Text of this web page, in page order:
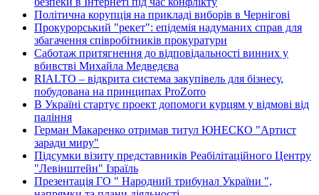
Політична корупція на прикладі виборів в Чернігові
Прокурорський "рекет": епідемія надуманих справ для
збагачення співробітників прокуратури
Саботаж притягнення до відповідальності винних у
вбивстві Михайла Медведєва
RIALTO – відкрита система закупівель для бізнесу,
побудована на принципах ProZorro
В Україні стартує проект допомоги курцям у відмові від
паління
Герман Макаренко отримав титул ЮНЕСКО "Артист
заради миру"
Підсумки візиту представників Реабілітаційного Центру
"Левінштейн" Ізраїль
Презентація ГО " Народний трибунал України ",